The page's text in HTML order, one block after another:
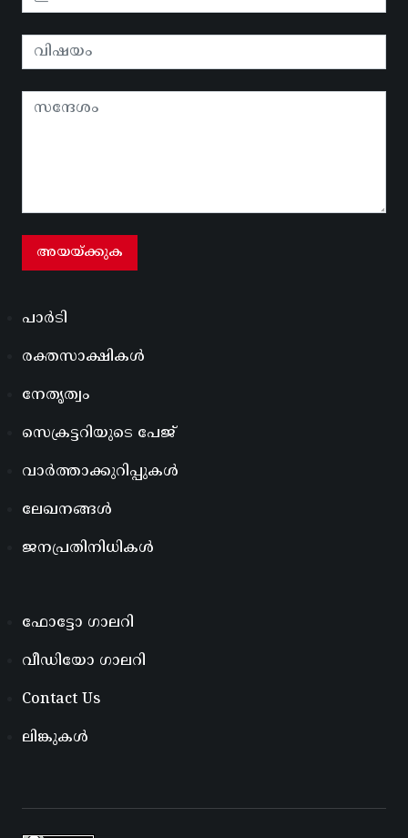
പാർടി
രക്തസാക്ഷികൾ
നേതൃത്വം
സെക്രട്ടറിയുടെ പേജ്
വാർത്താക്കുറിപ്പുകൾ
ലേഖനങ്ങൾ
ജനപ്രതിനിധികൾ
ഫോട്ടോ ഗാലറി
വീഡിയോ ഗാലറി
Contact Us
ലിങ്കുകൾ